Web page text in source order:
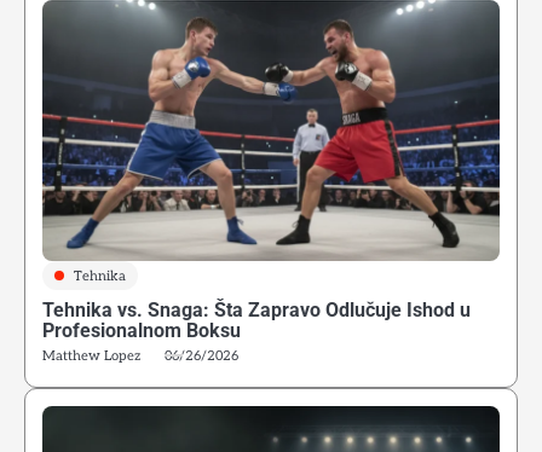
Tehnika
Tehnika vs. Snaga: Šta Zapravo Odlučuje Ishod u
Profesionalnom Boksu
Matthew Lopez 06/26/2026